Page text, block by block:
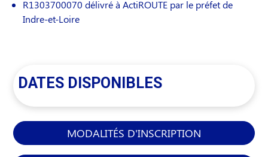
R1303700070 délivré à ActiROUTE par le préfet de
Indre-et-Loire
DATES DISPONIBLES
MODALITÉS D'INSCRIPTION